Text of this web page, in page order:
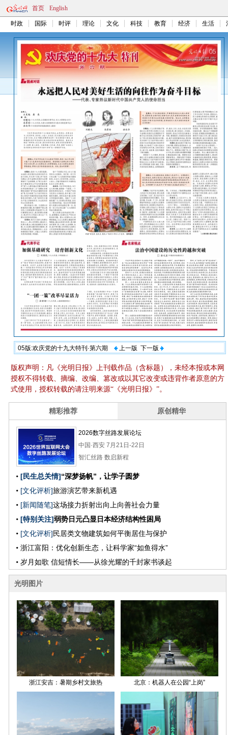
首页 English
时政 国际 时评 理论 文化 科技 教育 经济 生活
05版:欢庆党的十九大特刊·第六期 上一版 下一版
版权声明：凡《光明日报》上刊载作品（含标题），未经本报或本网
授权不得转载、摘编、改编、篡改或以其它改变或违背作者原意的方
式使用，授权转载的请注明来源“《光明日报》”。